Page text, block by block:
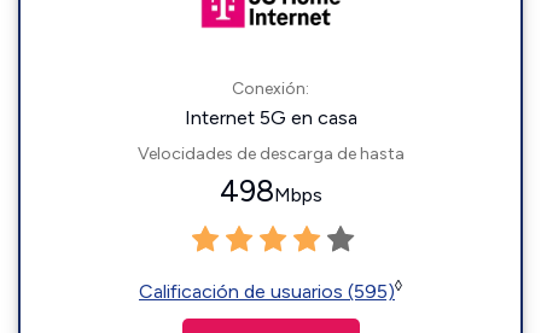
Conexión:
Internet 5G en casa
Velocidades de descarga de hasta
498Mbps
Calificación de usuarios (595)◊